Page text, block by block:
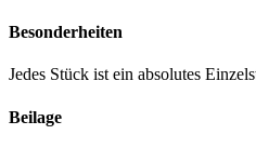
Besonderheiten
Jedes Stück ist ein absolutes
Beilage